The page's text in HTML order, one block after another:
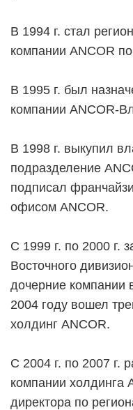
В 1994 г. стал
компании ANCOR
В 1995 г. был
компании ANCOR-
В 1998 г. выкупил
подразделение
подписал
офисом ANCOR.
С 1999 г. по 2000 г.
Восточного
дочерние компании
2004 году вошел
холдинг ANCOR.
С 2004 г. по 2007 г.
компании холдинга
директора по